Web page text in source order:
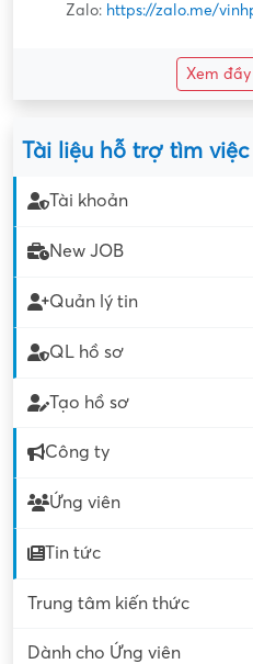
Zalo: https://zalo.me/
Xem
Tài liệu hỗ trợ tìm việc
Tài khoản
New JOB
Quản lý tin
QL hồ sơ
Tạo hồ sơ
Công ty
Ứng viên
Tin tức
Trung tâm kiến thức
Dành cho Ứng viên